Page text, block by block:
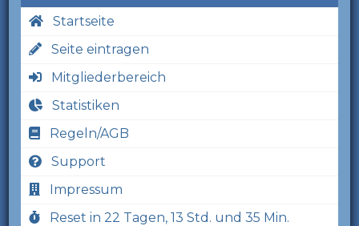
Startseite
Seite eintragen
Mitgliederbereich
Statistiken
Regeln/AGB
Support
Impressum
Reset in 22 Tagen, 13 Std. und 35 Min.